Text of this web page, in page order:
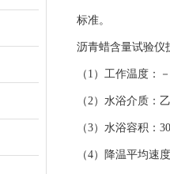
标准。
沥青蜡含量试验
（1）工作温度：
（2）水浴介质：
（3）水浴容积：
（4）降温平均速